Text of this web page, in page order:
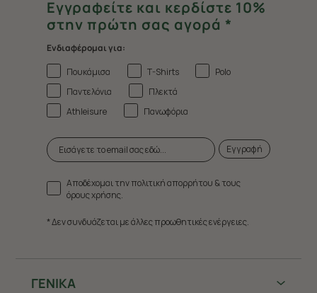
ΓΕΝΙΚΑ
Εγγραφείτε και κερδίστε 10%
στην πρώτη σας αγορά *
Ενδιαφέρομαι για:
Πουκάμισα
T-Shirts
Polo
Παντελόνια
Πλεκτά
Athleisure
Πανωφόρια
Εγγραφή
Αποδέχομαι την πολιτική απορρήτου & τους
όρους χρήσης.
* Δεν συνδυάζεται με άλλες προωθητικές ενέργειες.